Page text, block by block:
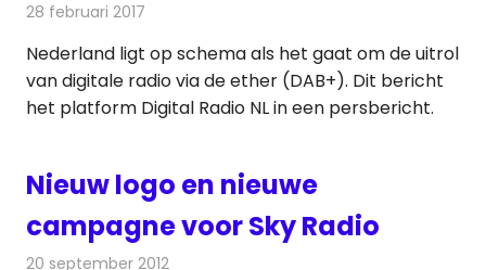
28 februari 2017
Nederland ligt op schema als het gaat om de uitrol
van digitale radio via de ether (DAB+). Dit bericht
het platform Digital Radio NL in een persbericht.
Nieuw logo en nieuwe
campagne voor Sky Radio
20 september 2012